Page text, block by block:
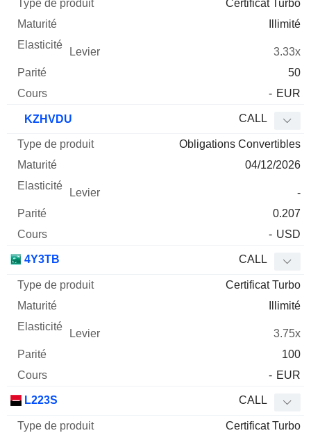
Certificat Turbo
Illimité
3.33x
50
- EUR
KZHVDU CALL
Obligations Convertibles
04/12/2026
-
0.207
- USD
4Y3TB CALL
Certificat Turbo
Illimité
3.75x
100
- EUR
L223S CALL
Certificat Turbo